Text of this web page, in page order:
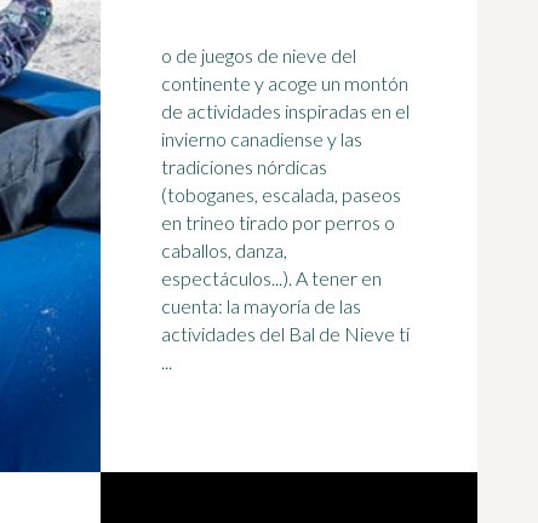
o de juegos de nieve del
continente y acoge un montón
de actividades inspiradas en el
invierno canadiense y las
tradiciones nórdicas
(toboganes, escalada, paseos
en trineo tirado por perros o
caballos, danza,
espectáculos...). A tener en
cuenta: la mayoría de las
actividades del Bal de Nieve ti
...